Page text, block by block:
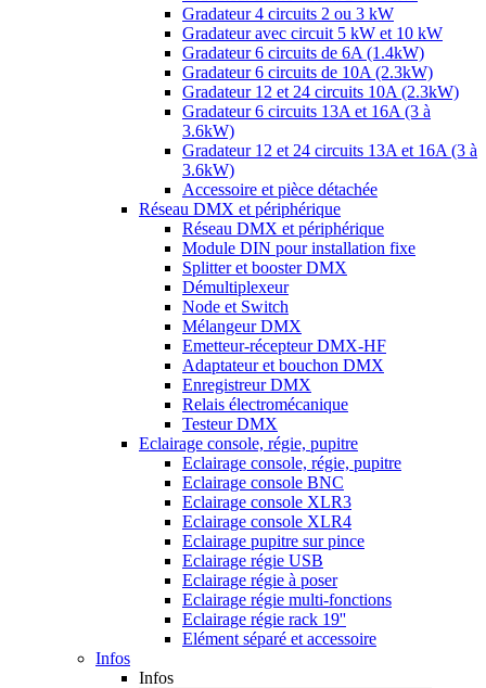
Gradateur 4 circuits 2 ou 3 kW
Gradateur avec circuit 5 kW et 10 kW
Gradateur 6 circuits de 6A (1.4kW)
Gradateur 6 circuits de 10A (2.3kW)
Gradateur 12 et 24 circuits 10A (2.3kW)
Gradateur 6 circuits 13A et 16A (3 à
3.6kW)
Gradateur 12 et 24 circuits 13A et 16A (3 à
3.6kW)
Accessoire et pièce détachée
Réseau DMX et périphérique
Réseau DMX et périphérique
Module DIN pour installation fixe
Splitter et booster DMX
Démultiplexeur
Node et Switch
Mélangeur DMX
Emetteur-récepteur DMX-HF
Adaptateur et bouchon DMX
Enregistreur DMX
Relais électromécanique
Testeur DMX
Eclairage console, régie, pupitre
Eclairage console, régie, pupitre
Eclairage console BNC
Eclairage console XLR3
Eclairage console XLR4
Eclairage pupitre sur pince
Eclairage régie USB
Eclairage régie à poser
Eclairage régie multi-fonctions
Eclairage régie rack 19''
Elément séparé et accessoire
Infos
Infos